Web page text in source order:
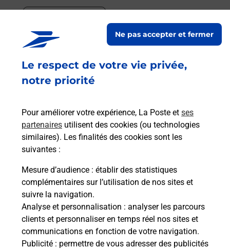
Le respect de votre vie privée,
notre priorité
Pour améliorer votre expérience, La Poste et ses
partenaires utilisent des cookies (ou technologies
similaires). Les finalités des cookies sont les
suivantes :
Mesure d’audience : établir des statistiques
complémentaires sur l’utilisation de nos sites et
suivre la navigation.
Analyse et personnalisation : analyser les parcours
clients et personnaliser en temps réel nos sites et
communications en fonction de votre navigation.
Publicité : permettre de vous adresser des publicités
Ne pas accepter et fermer
En savoir plus
Vous souhaitez envoyer un colis depuis : VILLE EN
En savoir plus
En savoir plus
Souscrire à la téléassistance
Besoin d’un système de téléassistance à l’intérieur
et/ou à l’extérieur de votre domicile ? Découvrez
les offres téléalarme dans votre bureau de Poste à
VILLE EN TARDENOIS.